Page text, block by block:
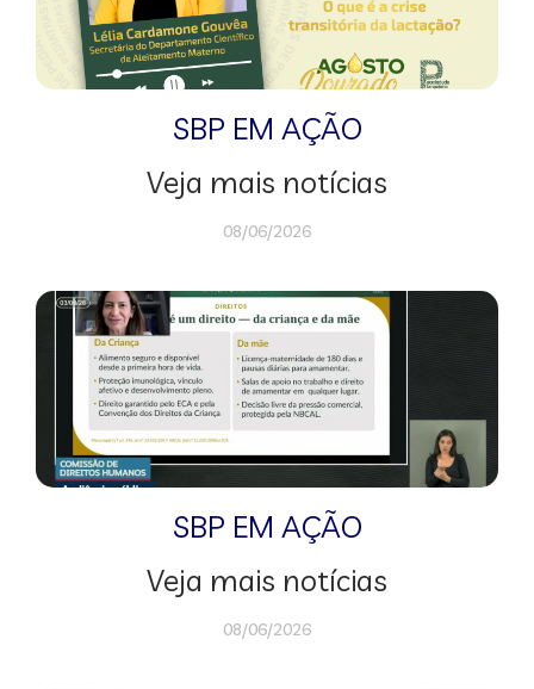
SBP EM AÇÃO
Veja mais notícias
08/06/2026
SBP EM AÇÃO
Veja mais notícias
08/06/2026